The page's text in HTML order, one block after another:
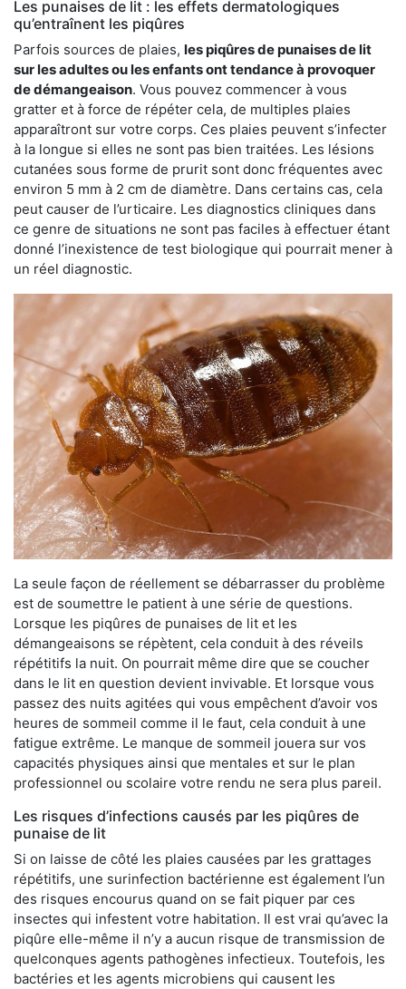
Les punaises de lit : les effets dermatologiques
qu’entraînent les piqûres
Parfois sources de plaies, les piqûres de punaises de lit
sur les adultes ou les enfants ont tendance à provoquer
de démangeaison. Vous pouvez commencer à vous
gratter et à force de répéter cela, de multiples plaies
apparaîtront sur votre corps. Ces plaies peuvent s’infecter
à la longue si elles ne sont pas bien traitées. Les lésions
cutanées sous forme de prurit sont donc fréquentes avec
environ 5 mm à 2 cm de diamètre. Dans certains cas, cela
peut causer de l’urticaire. Les diagnostics cliniques dans
ce genre de situations ne sont pas faciles à effectuer étant
donné l’inexistence de test biologique qui pourrait mener à
un réel diagnostic.
La seule façon de réellement se débarrasser du problème
est de soumettre le patient à une série de questions.
Lorsque les piqûres de punaises de lit et les
démangeaisons se répètent, cela conduit à des réveils
répétitifs la nuit. On pourrait même dire que se coucher
dans le lit en question devient invivable. Et lorsque vous
passez des nuits agitées qui vous empêchent d’avoir vos
heures de sommeil comme il le faut, cela conduit à une
fatigue extrême. Le manque de sommeil jouera sur vos
capacités physiques ainsi que mentales et sur le plan
professionnel ou scolaire votre rendu ne sera plus pareil.
Les risques d’infections causés par les piqûres de
punaise de lit
Si on laisse de côté les plaies causées par les grattages
répétitifs, une surinfection bactérienne est également l’un
des risques encourus quand on se fait piquer par ces
insectes qui infestent votre habitation. Il est vrai qu’avec la
piqûre elle-même il n’y a aucun risque de transmission de
quelconques agents pathogènes infectieux. Toutefois, les
bactéries et les agents microbiens qui causent les